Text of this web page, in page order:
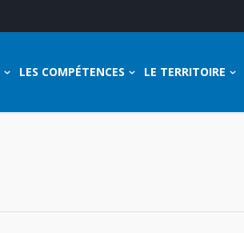
LES COMPÉTENCES LE TERRITOIRE